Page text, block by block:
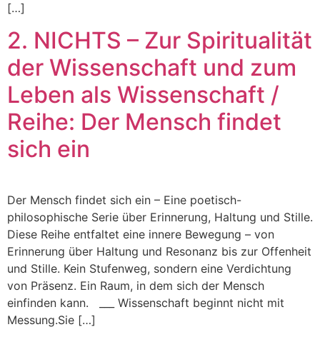
[…]
2. NICHTS – Zur Spiritualität
der Wissenschaft und zum
Leben als Wissenschaft /
Reihe: Der Mensch findet
sich ein
Der Mensch findet sich ein – Eine poetisch-
philosophische Serie über Erinnerung, Haltung und Stille.
Diese Reihe entfaltet eine innere Bewegung – von
Erinnerung über Haltung und Resonanz bis zur Offenheit
und Stille. Kein Stufenweg, sondern eine Verdichtung
von Präsenz. Ein Raum, in dem sich der Mensch
einfinden kann. ___ Wissenschaft beginnt nicht mit
Messung.Sie […]